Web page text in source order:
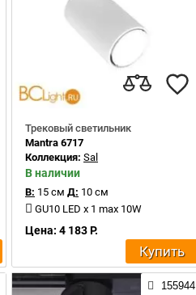
Трековый светильник
Mantra 6717
Коллекция: Sal
В наличии
В: 15 см Д: 10 см
GU10 LED x 1 max 10W
Цена: 4 183 Р.
Купить
155944